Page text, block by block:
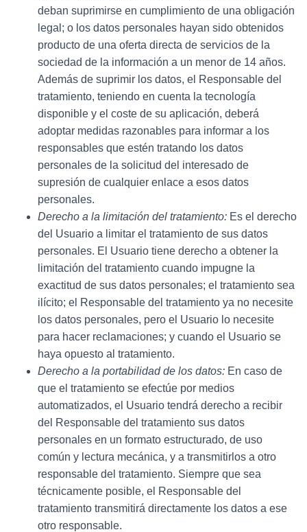
deban suprimirse en cumplimiento de una obligación
legal; o los datos personales hayan sido obtenidos
producto de una oferta directa de servicios de la
sociedad de la información a un menor de 14 años.
Además de suprimir los datos, el Responsable del
tratamiento, teniendo en cuenta la tecnología
disponible y el coste de su aplicación, deberá
adoptar medidas razonables para informar a los
responsables que estén tratando los datos
personales de la solicitud del interesado de
supresión de cualquier enlace a esos datos
personales.
Derecho a la limitación del tratamiento: Es el derecho
del Usuario a limitar el tratamiento de sus datos
personales. El Usuario tiene derecho a obtener la
limitación del tratamiento cuando impugne la
exactitud de sus datos personales; el tratamiento sea
ilícito; el Responsable del tratamiento ya no necesite
los datos personales, pero el Usuario lo necesite
para hacer reclamaciones; y cuando el Usuario se
haya opuesto al tratamiento.
Derecho a la portabilidad de los datos: En caso de
que el tratamiento se efectúe por medios
automatizados, el Usuario tendrá derecho a recibir
del Responsable del tratamiento sus datos
personales en un formato estructurado, de uso
común y lectura mecánica, y a transmitirlos a otro
responsable del tratamiento. Siempre que sea
técnicamente posible, el Responsable del
tratamiento transmitirá directamente los datos a ese
otro responsable.